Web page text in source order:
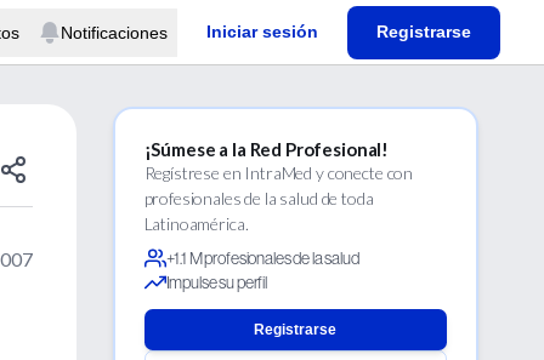
Notificaciones Iniciar sesión Registrarse
¡Súmese a la Red Profesional!
Regístrese en IntraMed y conecte con
profesionales de la salud de toda
Latinoamérica.
+1.1 M profesionales de la salud
Impulse su perfil
Registrarse